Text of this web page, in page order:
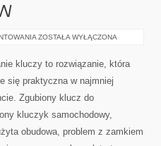
TESTY
PRODUKTÓW
ZOSTAŁA WYŁĄCZONA
kluczy to rozwiązanie, która
się praktyczna w najmniej
Zgubiony klucz do
kluczyk samochodowy,
obudowa, problem z zamkiem